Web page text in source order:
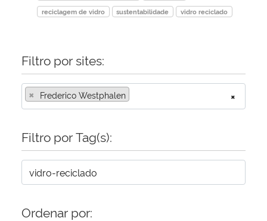
Ministério do Desenvolvimento Regional
Secretaria-Geral
Secretaria de Governo
Gabinete de Segurança Institucional
reciclagem de vidro
sustentabilidade vidro reciclado
Filtro por sites:
×
× Frederico Westphalen
Filtro por Tag(s):
Ordenar por: